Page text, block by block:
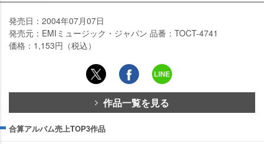
発売日：2004年07月07日
発売元：EMIミュージック・ジャパン 品番：TOCT-4741
価格：1,153円（税込）
作品一覧を見る
合算アルバム売上TOP3作品